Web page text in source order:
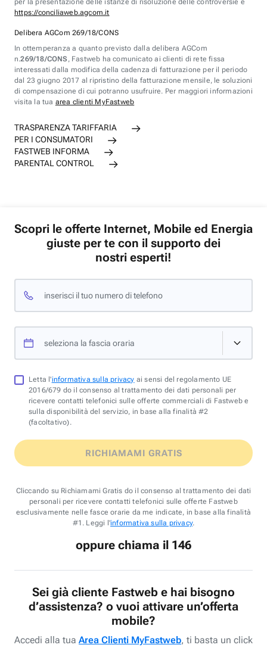
per la presentazione delle istanze di risoluzione delle controversie è
https://conciliaweb.agcom.it
Delibera AGCom 269/18/CONS
In ottemperanza a quanto previsto dalla delibera AGCom
n.269/18/CONS , Fastweb ha comunicato ai clienti di rete fissa
interessati dalla modifica della cadenza di fatturazione per il periodo
dal 23 giugno 2017 al ripristino della fatturazione mensile, le soluzioni
di compensazione di cui potranno usufruire. Per maggiori informazioni
visita la tua area clienti MyFastweb
TRASPARENZA TARIFFARIA
PER I CONSUMATORI
FASTWEB INFORMA
PARENTAL CONTROL
Scopri le offerte Internet, Mobile ed Energia
giuste per te con il supporto dei
nostri esperti!
inserisci il tuo numero di telefono
seleziona la fascia oraria
Letta l'informativa sulla privacy ai sensi del regolamento UE
2016/679 do il consenso al trattamento dei dati personali per
ricevere contatti telefonici sulle offerte commerciali di Fastweb e
sulla disponibilità del servizio, in base alla finalità #2
(facoltativo).
RICHIAMAMI GRATIS
Cliccando su Richiamami Gratis do il consenso al trattamento dei dati
personali per ricevere contatti telefonici sulle offerte Fastweb
esclusivamente nelle fasce orarie da me indicate, in base alla finalità
#1. Leggi l'informativa sulla privacy.
oppure chiama il 146
Sei già cliente Fastweb e hai bisogno
d’assistenza? o vuoi attivare un’offerta
mobile?
Accedi alla tua Area Clienti MyFastweb, ti basta un click